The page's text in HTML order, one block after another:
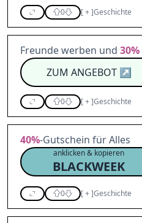
0 [+]Geschichte
Freunde werben und 30%
ZUM ANGEBOT↗
0 [+]Geschichte
40%-Gutschein für Alles
anklicken & kopieren
BLACKWEEK
0 [+]Geschichte